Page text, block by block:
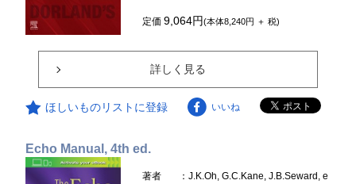
定価9,064円(本体8,240円 ＋ 税)
詳しく見る
ほしいものリストに登録 いいね
Echo Manual, 4th ed.
著者
：J.K.Oh, G.C.Kane, J.B.Seward, e